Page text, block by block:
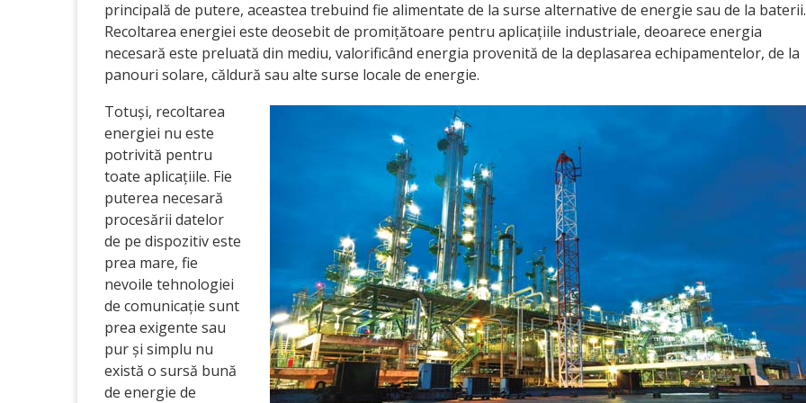
principală de putere, aceastea trebuind fie alimentate de la surse alternative de energie sau de la baterii.
Recoltarea energiei este deosebit de promițătoare pentru aplicațiile industriale, deoarece energia
necesară este preluată din mediu, valorificând energia provenită de la deplasarea echipamentelor, de la
panouri solare, căldură sau alte surse locale de energie.
Totuși, recoltarea
energiei nu este
potrivită pentru
toate aplicațiile. Fie
puterea necesară
procesării datelor
de pe dispozitiv este
prea mare, fie
nevoile tehnologiei
de comunicație sunt
prea exigente sau
pur și simplu nu
există o sursă bună
de energie de